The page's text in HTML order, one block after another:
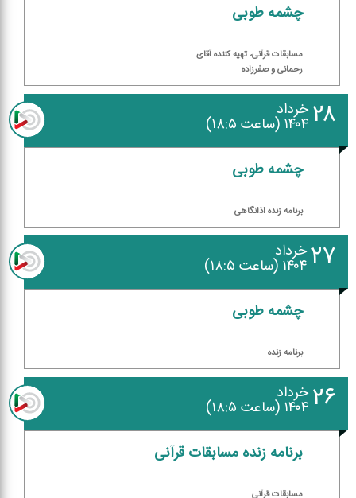
چشمه طوبی
مسابقات قرآنی، تهیه كننده آقای
رحمانی و صفرزاده
۲۸خرداد
۱۴۰۴ (ساعت ۱۸:۵)
چشمه طوبی
برنامه زنده اذانگاهی
۲۷خرداد
۱۴۰۴ (ساعت ۱۸:۵)
چشمه طوبی
برنامه زنده
۲۶خرداد
۱۴۰۴ (ساعت ۱۸:۵)
برنامه زنده مسابقات قرآنی
مسابقات قرآنی